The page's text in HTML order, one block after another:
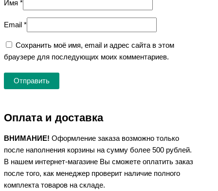
Имя *
Email *
Сохранить моё имя, email и адрес сайта в этом
браузере для последующих моих комментариев.
Оплата и доставка
ВНИМАНИЕ! Оформление заказа возможно только
после наполнения корзины на сумму более 500 рублей.
В нашем интернет-магазине Вы сможете оплатить заказ
после того, как менеджер проверит наличие полного
комплекта товаров на складе.